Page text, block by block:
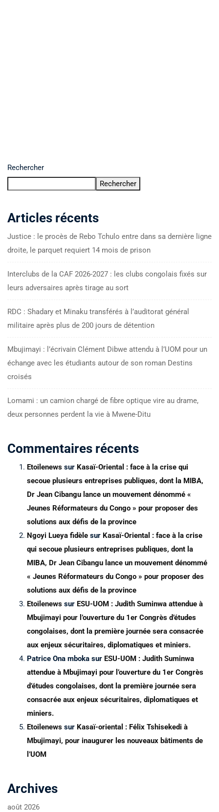
Rechercher
Rechercher
Articles récents
Justice : le procès de Rebo Tchulo entre dans sa dernière ligne
droite, le parquet requiert 14 mois de prison
Interclubs de la CAF 2026-2027 : les clubs congolais fixés sur
leurs adversaires après tirage au sort
RDC : Shadary et Minaku transférés à l’auditorat général
militaire après plus de 200 jours de détention
Mbujimayi : l’écrivain Clément Dibwe attendu à l’UOM pour un
échange avec les étudiants autour de son roman Destins
croisés
Lomami : un camion chargé de fibre optique vire au drame,
deux personnes perdent la vie à Mwene-Ditu
Commentaires récents
Etoilenews sur Kasaï-Oriental : face à la crise qui
secoue plusieurs entreprises publiques, dont la MIBA,
Dr Jean Cibangu lance un mouvement dénommé «
Jeunes Réformateurs du Congo » pour proposer des
solutions aux défis de la province
Ngoyi Lueya fidèle sur Kasaï-Oriental : face à la crise
qui secoue plusieurs entreprises publiques, dont la
MIBA, Dr Jean Cibangu lance un mouvement dénommé
« Jeunes Réformateurs du Congo » pour proposer des
solutions aux défis de la province
Etoilenews sur ESU-UOM : Judith Suminwa attendue à
Mbujimayi pour l’ouverture du 1er Congrès d’études
congolaises, dont la première journée sera consacrée
aux enjeux sécuritaires, diplomatiques et miniers.
Patrice Ona mboka sur ESU-UOM : Judith Suminwa
attendue à Mbujimayi pour l’ouverture du 1er Congrès
d’études congolaises, dont la première journée sera
consacrée aux enjeux sécuritaires, diplomatiques et
miniers.
Etoilenews sur Kasaï-oriental : Félix Tshisekedi à
Mbujimayi, pour inaugurer les nouveaux bâtiments de
l’UOM
Archives
août 2026